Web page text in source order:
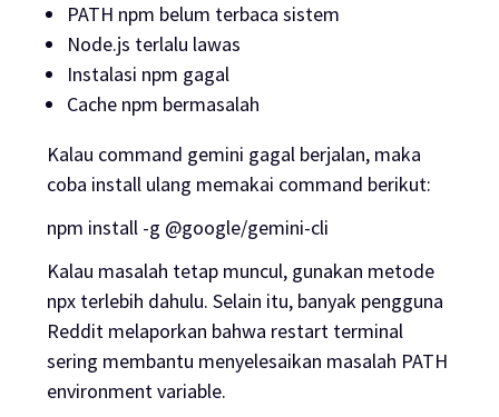
PATH npm belum terbaca sistem
Node.js terlalu lawas
Instalasi npm gagal
Cache npm bermasalah
Kalau command gemini gagal berjalan, maka
coba install ulang memakai command berikut:
npm install -g @google/gemini-cli
Kalau masalah tetap muncul, gunakan metode
npx terlebih dahulu. Selain itu, banyak pengguna
Reddit melaporkan bahwa restart terminal
sering membantu menyelesaikan masalah PATH
environment variable.